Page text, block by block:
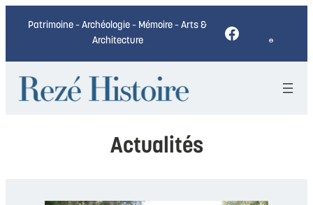
Patrimoine – Archéologie – Mémoire – Arts &
Architecture
Facebook
Actualités